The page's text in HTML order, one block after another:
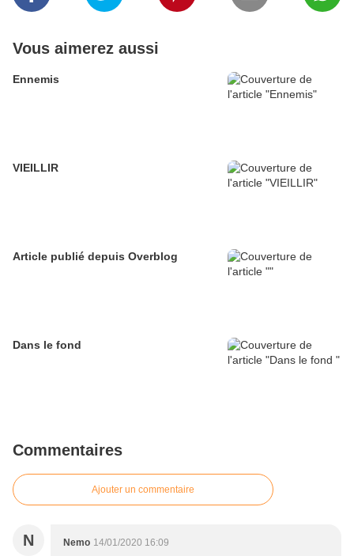
Vous aimerez aussi
Ennemis
VIEILLIR
Article publié depuis Overblog
Dans le fond
Commentaires
Ajouter un commentaire
N Nemo 14/01/2020 16:09